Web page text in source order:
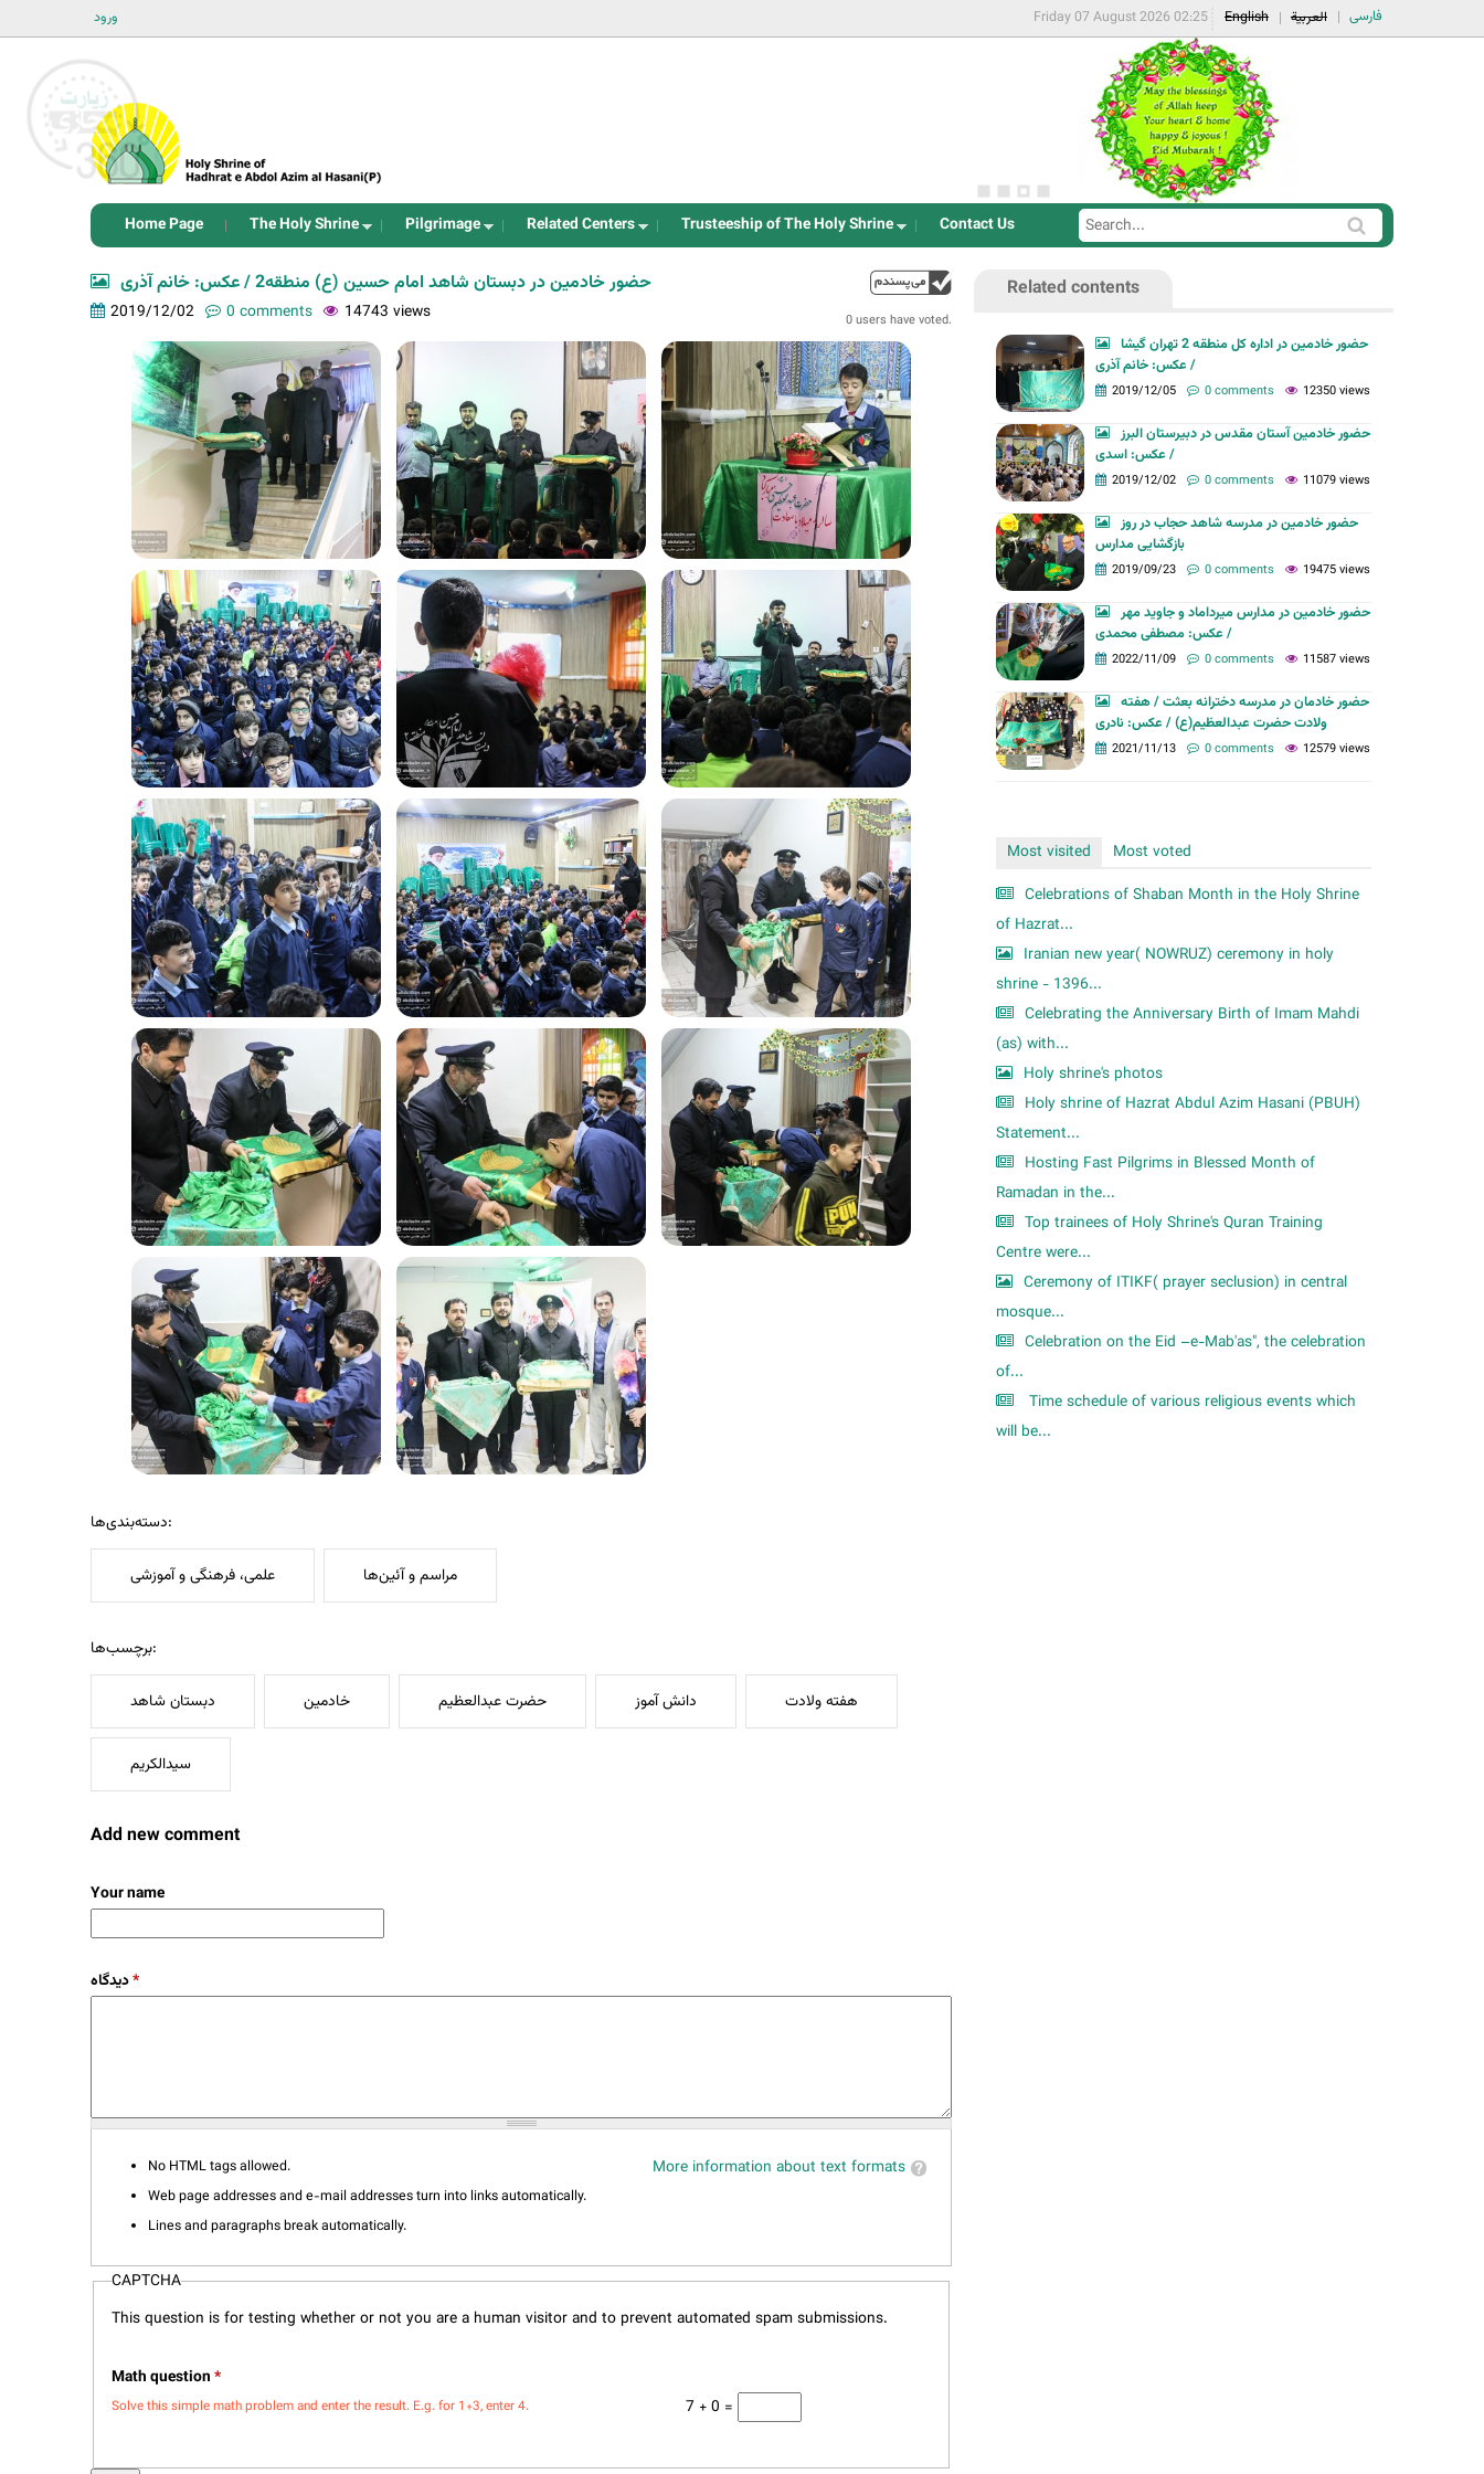
ورود فارسی العربية English
Friday 07 August 2026 02:25
Home Page The Holy Shrine Pilgrimage Related Centers Trusteeship of The Holy Shrine Contact Us
S
e
S
e
a
0 users have voted.
حضور خادمین در دبستان شاهد امام حسین (ع) منطقه2 / عکس: خانم آذری
2019/12/02 0 comments 14743 views
دسته‌بندی‌ها:
علمی، فرهنگی و آموزشی مراسم و آئین‌ها
برچسب‌ها:
دبستان شاهد خادمین حضرت عبدالعظیم دانش آموز هفته ولادت
سیدالکریم
Add new comment
Your name
*
More information about text formats
No HTML tags allowed.
Web page addresses and e-mail addresses turn into links automatically.
Lines and paragraphs break automatically.
CAPTCHA
This question is for testing whether or not you are a human visitor and to prevent automated spam submissions.
Math question*
7 + 0 =
Solve this simple math problem and enter the result. E.g. for 1+3, enter 4.
Related contents
حضور خادمین در اداره کل منطقه 2 تهران گیشا
/ عکس: خانم آذری
2019/12/05 0 comments 12350 views
حضور خادمین آستان مقدس در دبیرستان البرز
/ عکس: اسدی
2019/12/02 0 comments 11079 views
حضور خادمین در مدرسه شاهد حجاب در روز
بازگشایی مدارس
2019/09/23 0 comments 19475 views
حضور خادمین در مدارس میرداماد و جاوید مهر
/ عکس: مصطفی محمدی
2022/11/09 0 comments 11587 views
حضور خادمان در مدرسه دخترانه بعثت / هفته
ولادت حضرت عبدالعظیم(ع) / عکس: نادری
2021/11/13 0 comments 12579 views
Most visited
Most voted
Celebrations of Shaban Month in the Holy Shrine
of Hazrat...
Iranian new year( NOWRUZ) ceremony in holy
shrine - 1396...
Celebrating the Anniversary Birth of Imam Mahdi
(as) with...
Holy shrine's photos
Holy shrine of Hazrat Abdul Azim Hasani (PBUH)
Statement...
Hosting Fast Pilgrims in Blessed Month of
Ramadan in the...
Top trainees of Holy Shrine's Quran Training
Centre were...
Ceremony of ITIKF( prayer seclusion) in central
mosque...
Celebration on the Eid –e-Mab'as", the celebration
of...
Time schedule of various religious events which
will be...